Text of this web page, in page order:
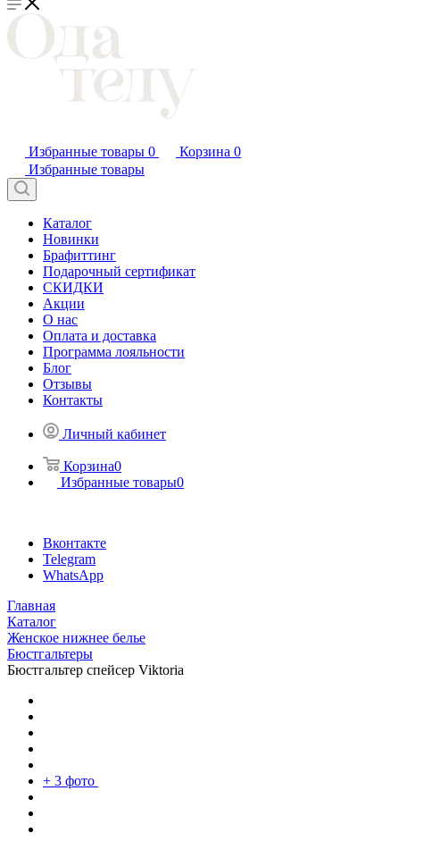
Избранные товары 0 Корзина 0
Избранные товары
Каталог
Новинки
Брафиттинг
Подарочный сертификат
СКИДКИ
Акции
О нас
Оплата и доставка
Программа лояльности
Блог
Отзывы
Контакты
Личный кабинет
Корзина0
Избранные товары0
Вконтакте
Telegram
WhatsApp
Главная
Каталог
Женское нижнее белье
Бюстгальтеры
Бюстгальтер спейсер Viktoria
+ 3 фото